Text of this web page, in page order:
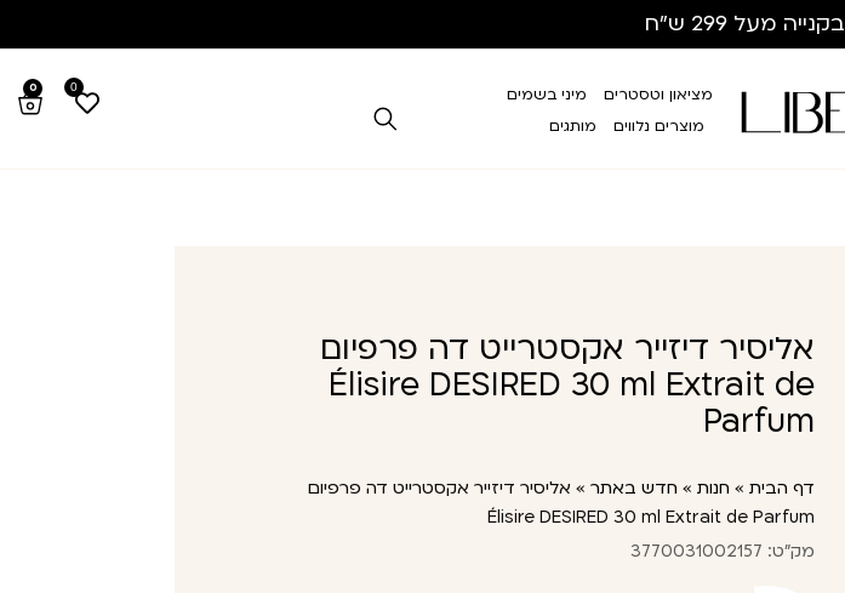
בקנייה מעל 299 ש”ח
מציאון וטסטרים
מיני בשמים
מוצרים נלווים
מותגים
0
0
אליסיר דיזייר אקסטרייט דה פרפיום
Élisire DESIRED 30 ml Extrait de
Parfum
דף הבית » חנות » חדש באתר » אליסיר דיזייר אקסטרייט דה פרפיום
Élisire DESIRED 30 ml Extrait de Parfum
מק"ט: 3770031002157